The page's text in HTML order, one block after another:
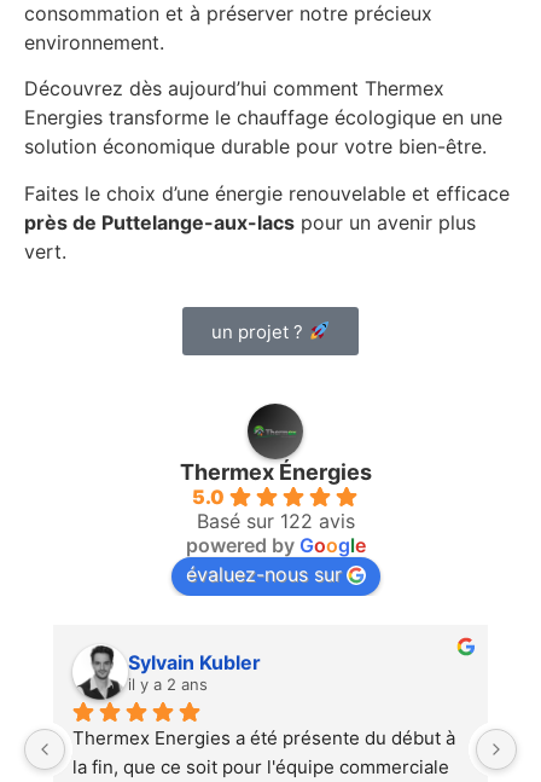
consommation et à préserver notre précieux
environnement.
Découvrez dès aujourd’hui comment Thermex
Energies transforme le chauffage écologique en une
solution économique durable pour votre bien-être.
Faites le choix d’une énergie renouvelable et efficace
près de Puttelange-aux-lacs pour un avenir plus
vert.
un projet ?
Thermex Énergies
5.0
Basé sur 122 avis
powered by Google
évaluez-nous sur
Sylvain Kubler
il y a 2 ans
Thermex Energies a été présente du début à
la fin, que ce soit pour l'équipe commerciale